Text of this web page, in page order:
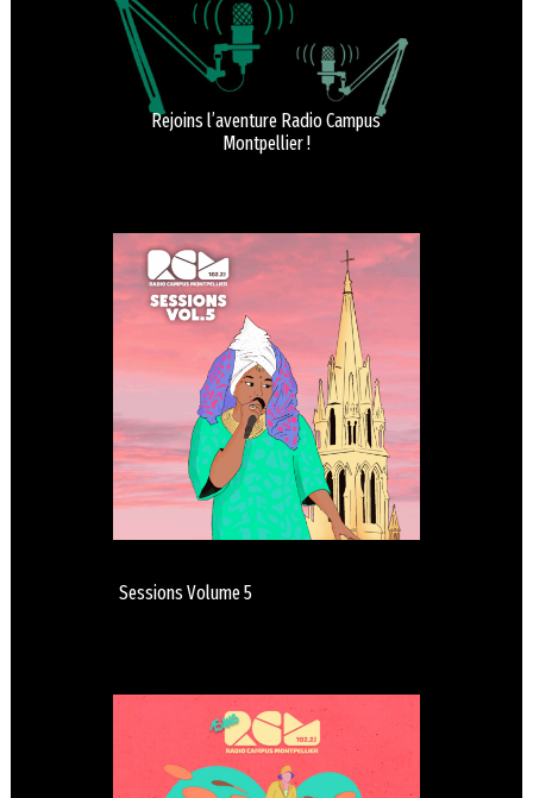
Rejoins l’aventure Radio Campus
Montpellier !
Sessions Volume 5